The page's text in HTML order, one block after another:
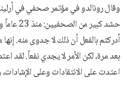
وقال رونالدو في مؤتمر صحفي في
حشد كبير
أدركتم بالفعل أن ذلك لا جدوى منه.
بعد مرة، لكن الأمر لا يجدي نفعاً. لقد
اعتدت على الانتقادات وعلى